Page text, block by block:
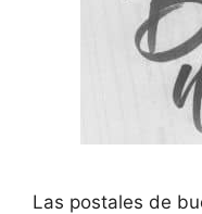
Las postales de